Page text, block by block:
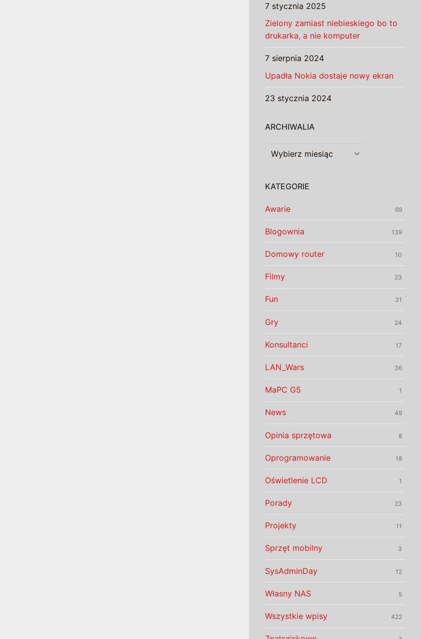
7 stycznia 2025
Zielony zamiast niebieskiego bo to
drukarka, a nie komputer
7 sierpnia 2024
Upadła Nokia dostaje nowy ekran
23 stycznia 2024
ARCHIWALIA
Archiwalia
KATEGORIE
Awarie 69
Blogownia 139
Domowy router 10
Filmy 23
Fun 31
Gry 24
Konsultanci 17
LAN_Wars 36
MaPC G5 1
News 49
Opinia sprzętowa 8
Oprogramowanie 18
Oświetlenie LCD 1
Porady 23
Projekty 11
Sprzęt mobilny 3
SysAdminDay 12
Własny NAS 5
Wszystkie wpisy 422